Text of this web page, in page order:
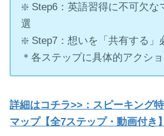
❇️ Step6：英語習得に不可欠な
選
❇️ Step7：想いを「共有する」
＊各ステップに具体的アクシ
詳細はコチラ>>：スピーキング
マップ【全7ステップ・動画付き】